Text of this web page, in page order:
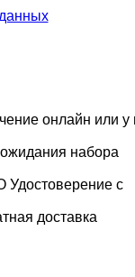
онлайн или у
набора
Удостоверение с
доставка